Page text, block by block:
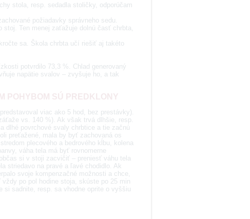
stola, resp. sedadla stoličky, odporúčam
požiadavky správneho sedu.
Ten menej zaťažuje dolnú časť chrbta,
sa. Škola chrbta učí riešiť aj takéto
potvrdilo 73,3 %. Chlad generovaný
napätie svalov – zvyšuje ho, a tak
viac ako 5 hod, bez prestávky).
vs. 140 %). Ak však trvá dlhšie, resp.
dlhé povrchové svaly chrbtice a tie začnú
preťažené, mala by byť zachovaná os
plecového a bedrového kĺbu, kolena
váha tela má byť rovnomerne
si v stoji zacvičiť – preniesť váhu tela
striedavo na pravé a ľavé chodidlo. Ak
svoje kompenzačné možnosti a chce,
po pol hodine stoja, skúste po 25 min
si sadnite, resp. sa vhodne oprite o vyššiu